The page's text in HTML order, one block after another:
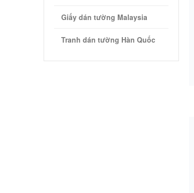
Giấy dán tường Malaysia
Tranh dán tường Hàn Quốc